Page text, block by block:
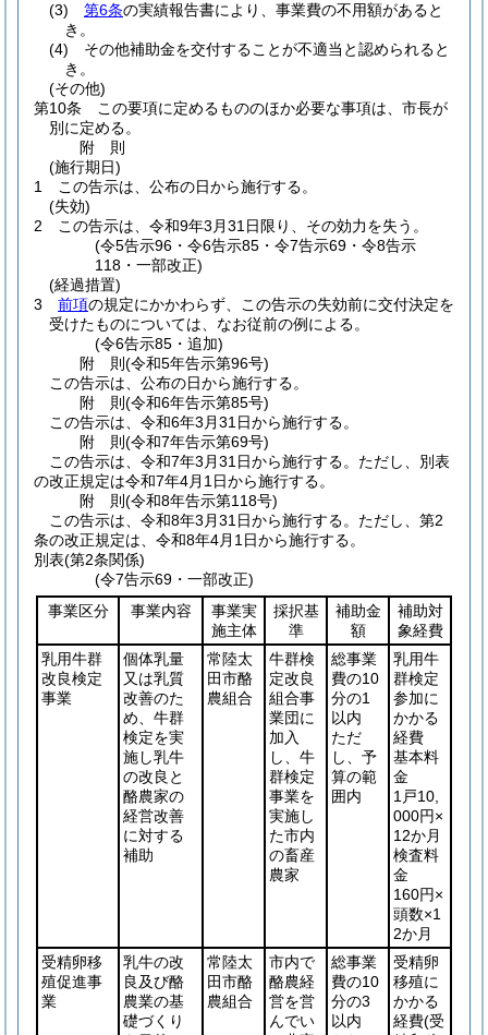
(3)
第6条の実績報告書により、事業費の不用額があると
き。
(4)
その他補助金を交付することが不適当と認められると
き。
(その他)
第10条
この要項に定めるもののほか必要な事項は、市長が
別に定める。
附 則
(施行期日)
1
この告示は、公布の日から施行する。
(失効)
2
この告示は、令和9年3月31日限り、その効力を失う。
(令5告示96・令6告示85・令7告示69・令8告示
118・一部改正)
(経過措置)
3
前項の規定にかかわらず、この告示の失効前に交付決定を
受けたものについては、なお従前の例による。
(令6告示85・追加)
附 則(令和5年告示第96号)
この告示は、公布の日から施行する。
附 則(令和6年告示第85号)
この告示は、令和6年3月31日から施行する。
附 則(令和7年告示第69号)
この告示は、令和7年3月31日から施行する。 ただし、別表
の改正規定は令和7年4月1日から施行する。
附 則(令和8年告示第118号)
この告示は、令和8年3月31日から施行する。 ただし、第2
条の改正規定は、令和8年4月1日から施行する。
別表(第2条関係)
(令7告示69・一部改正)
事業区分
事業内容
事業実
施主体
採択基
準
補助金
額
補助対
象経費
乳用牛群
改良検定
事業
個体乳量
又は乳質
改善のた
め、牛群
検定を実
施し乳牛
の改良と
酪農家の
経営改善
に対する
補助
常陸太
田市酪
農組合
牛群検
定改良
組合事
業団に
加入
し、牛
群検定
事業を
実施し
た市内
の畜産
農家
総事業
費の10
分の1
以内
ただ
し、予
算の範
囲内
乳用牛
群検定
参加に
かかる
経費
基本料
金
1戸10,
000円×
12か月
検査料
金
160円×
頭数×1
2か月
受精卵移
殖促進事
業
乳牛の改
良及び酪
農業の基
礎づくり
常陸太
田市酪
農組合
市内で
酪農経
営を営
んでい
総事業
費の10
分の3
以内
受精卵
移殖に
かかる
経費(受